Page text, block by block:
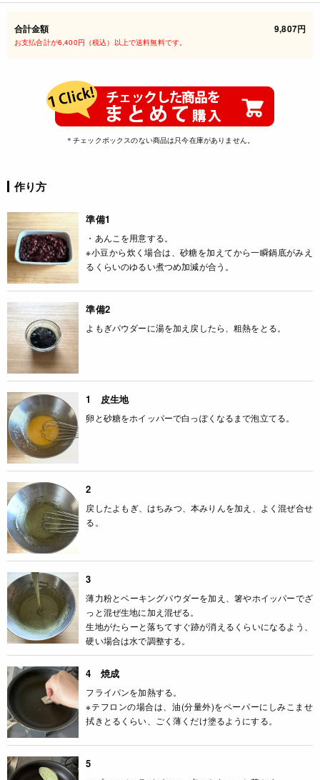
合計金額 9,807円
お支払合計が6,400円（税込）以上で送料無料です。
＊チェックボックスのない商品は只今在庫がありません。
作り方
準備1
・あんこを用意する。
※小豆から炊く場合は、砂糖を加えてから一瞬鍋底がみえ
るくらいのゆるい煮つめ加減が合う。
準備2
よもぎパウダーに湯を加え戻したら、粗熱をとる。
1 皮生地
卵と砂糖をホイッパーで白っぽくなるまで泡立てる。
2
戻したよもぎ、はちみつ、本みりんを加え、よく混ぜ合せ
る。
3
薄力粉とベーキングパウダーを加え、箸やホイッパーでざ
っと混ぜ生地に加え混ぜる。
生地がたらーと落ちてすぐ跡が消えるくらいになるよう、
硬い場合は水で調整する。
4 焼成
フライパンを加熱する。
※テフロンの場合は、油(分量外)をペーパーにしみこませ
拭きとるくらい、ごく薄くだけ塗るようにする。
5